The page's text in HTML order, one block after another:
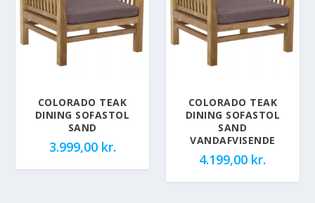
COLORADO TEAK
DINING SOFASTOL
SAND
3.999,00 kr.
COLORADO TEAK
DINING SOFASTOL
SAND
VANDAFVISENDE
4.199,00 kr.